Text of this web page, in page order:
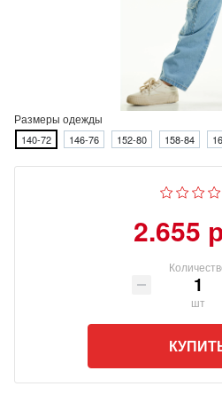
Размеры одежды
140-72 146-76 152-80 158-84
2.655
шт